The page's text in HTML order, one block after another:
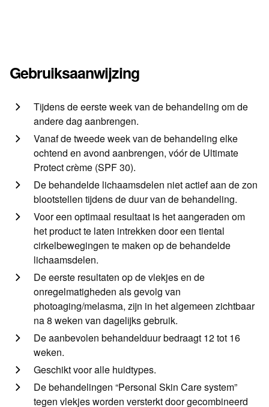
Gebruiksaanwijzing
Tijdens de eerste week van de behandeling om de
andere dag aanbrengen.
Vanaf de tweede week van de behandeling elke
ochtend en avond aanbrengen, vóór de Ultimate
Protect crème (SPF 30).
De behandelde lichaamsdelen niet actief aan de zon
blootstellen tijdens de duur van de behandeling.
Voor een optimaal resultaat is het aangeraden om
het product te laten intrekken door een tiental
cirkelbewegingen te maken op de behandelde
lichaamsdelen.
De eerste resultaten op de vlekjes en de
onregelmatigheden als gevolg van
photoaging/melasma, zijn in het algemeen zichtbaar
na 8 weken van dagelijks gebruik.
De aanbevolen behandelduur bedraagt 12 tot 16
weken.
Geschikt voor alle huidtypes.
De behandelingen “Personal Skin Care system”
tegen vlekjes worden versterkt door gecombineerd